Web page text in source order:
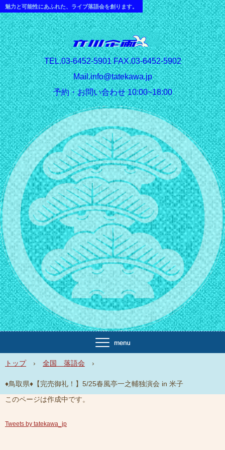
魅力と可能性にあふれた、ライブ落語会を創ります。
TEL.03-6452-5901 FAX.03-6452-5902
Mail.info@tatekawa.jp
予約・お問い合わせ 10:00~18:00
トップ › 全国 落語会 ›
♦鳥取県♦【完売御礼！】5/25春風亭一之輔独演会 in 米子
このページは作成中です。
Tweets by tatekawa_jp